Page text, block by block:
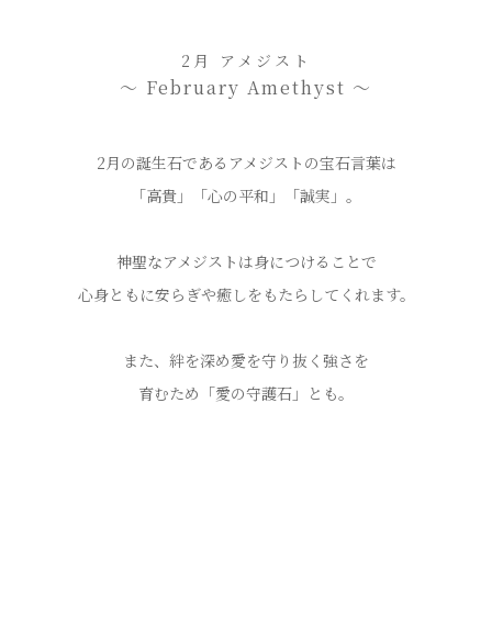
2月 アメジスト
〜 February Amethyst 〜
2月の誕生石であるアメジストの宝石言葉は
「高貴」「心の平和」「誠実」。
神聖なアメジストは身につけることで
心身ともに安らぎや癒しをもたらしてくれます。
また、絆を深め愛を守り抜く強さを
育むため「愛の守護石」とも。